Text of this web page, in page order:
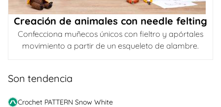
Creación de animales con needle felting
Confecciona muñecos únicos con fieltro y apórtales
movimiento a partir de un esqueleto de alambre.
Son tendencia
Crochet PATTERN Snow White